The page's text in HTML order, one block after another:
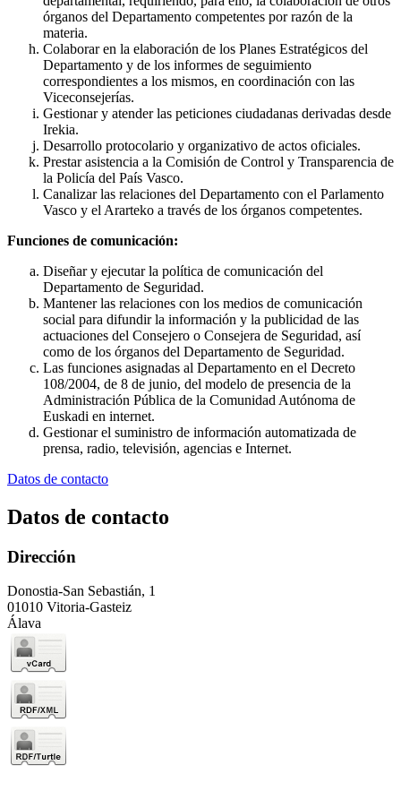
órganos del Departamento competentes por razón de la
materia.
Colaborar en la elaboración de los Planes Estratégicos del
Departamento y de los informes de seguimiento
correspondientes a los mismos, en coordinación con las
Viceconsejerías.
Gestionar y atender las peticiones ciudadanas derivadas desde
Irekia.
Desarrollo protocolario y organizativo de actos oficiales.
Prestar asistencia a la Comisión de Control y Transparencia de
la Policía del País Vasco.
Canalizar las relaciones del Departamento con el Parlamento
Vasco y el Ararteko a través de los órganos competentes.
Funciones de comunicación:
Diseñar y ejecutar la política de comunicación del
Departamento de Seguridad.
Mantener las relaciones con los medios de comunicación
social para difundir la información y la publicidad de las
actuaciones del Consejero o Consejera de Seguridad, así
como de los órganos del Departamento de Seguridad.
Las funciones asignadas al Departamento en el Decreto
108/2004, de 8 de junio, del modelo de presencia de la
Administración Pública de la Comunidad Autónoma de
Euskadi en internet.
Gestionar el suministro de información automatizada de
prensa, radio, televisión, agencias e Internet.
Datos de contacto
Datos de contacto
Dirección
Donostia-San Sebastián, 1
01010 Vitoria-Gasteiz
Álava